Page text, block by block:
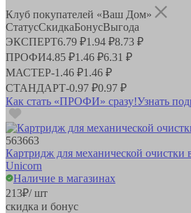
Клуб покупателей «Ваш Дом»
СтатусСкидкаБонусВыгода
ЭКСПЕРТ6.79 ₽1.94 ₽8.73 ₽
ПРОФИ4.85 ₽1.46 ₽6.31 ₽
МАСТЕР-1.46 ₽1.46 ₽
СТАНДАРТ-0.97 ₽0.97 ₽
Как стать «ПРОФИ» сразу!Узнать
563663
Картридж для механической
Unicorn
Наличие в магазинах
213₽/ шт
скидка и бонус